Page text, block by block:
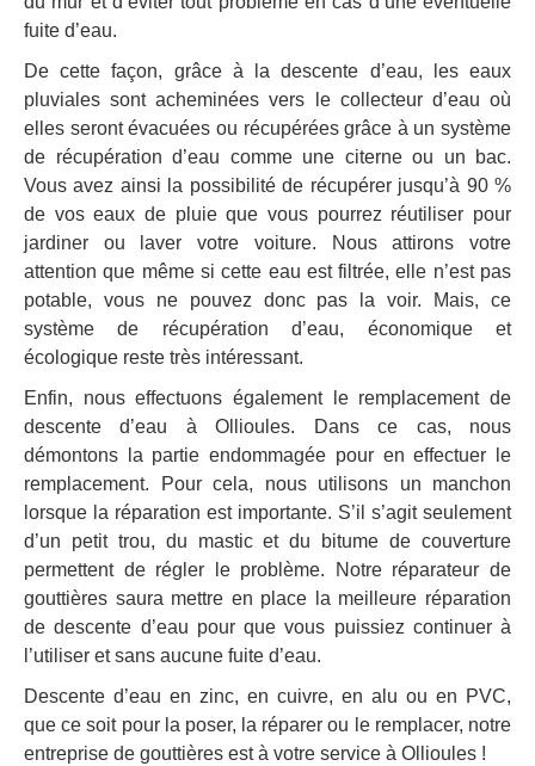
fuite d’eau.
De cette façon, grâce à la descente d’eau, les eaux
pluviales sont acheminées vers le collecteur d’eau où
elles seront évacuées ou récupérées grâce à un système
de récupération d’eau comme une citerne ou un bac.
Vous avez ainsi la possibilité de récupérer jusqu’à 90 %
de vos eaux de pluie que vous pourrez réutiliser pour
jardiner ou laver votre voiture. Nous attirons votre
attention que même si cette eau est filtrée, elle n’est pas
potable, vous ne pouvez donc pas la voir. Mais, ce
système de récupération d’eau, économique et
écologique reste très intéressant.
Enfin, nous effectuons également le remplacement de
descente d’eau à Ollioules. Dans ce cas, nous
démontons la partie endommagée pour en effectuer le
remplacement. Pour cela, nous utilisons un manchon
lorsque la réparation est importante. S’il s’agit seulement
d’un petit trou, du mastic et du bitume de couverture
permettent de régler le problème. Notre réparateur de
gouttières saura mettre en place la meilleure réparation
de descente d’eau pour que vous puissiez continuer à
l’utiliser et sans aucune fuite d’eau.
Descente d’eau en zinc, en cuivre, en alu ou en PVC,
que ce soit pour la poser, la réparer ou le remplacer, notre
entreprise de gouttières est à votre service à Ollioules !